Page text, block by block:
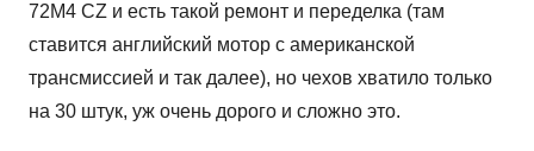
72M4 CZ и есть такой ремонт и переделка (там
ставится английский мотор с американской
трансмиссией и так далее), но чехов хватило только
на 30 штук, уж очень дорого и сложно это.